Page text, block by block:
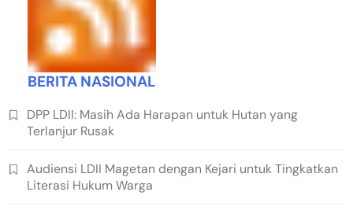
BERITA NASIONAL
DPP LDII: Masih Ada Harapan untuk Hutan yang
Terlanjur Rusak
Audiensi LDII Magetan dengan Kejari untuk Tingkatkan
Literasi Hukum Warga